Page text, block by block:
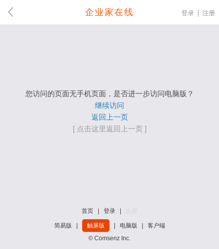
企业家在线 登录 注册
您访问的页面无手机页面，是否进一步访问电脑版？
继续访问
返回上一页
[ 点击这里返回上一页 ]
首页 登录
简易版 触屏版 电脑版
客户端
© Comsenz Inc.